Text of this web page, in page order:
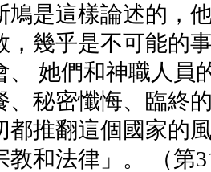
鳩是這樣論述的，
，幾乎是不可能的
、 她們和神職人員
、秘密懺悔、臨終
都推翻這個國家的
教和法律」。 （第